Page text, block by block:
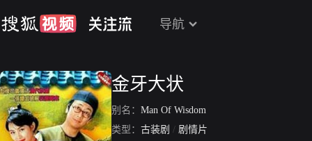
导航
金牙大状
别名： Man Of Wisdom
类型： 古装剧 / 剧情片